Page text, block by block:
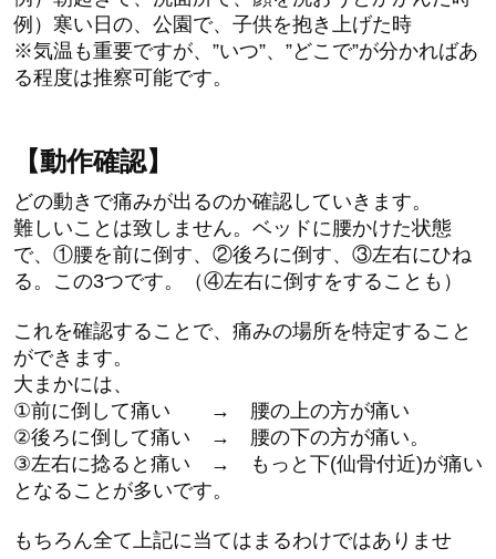
例）寒い日の、公園で、子供を抱き上げた時
※気温も重要ですが、”いつ”、”どこで”が分かればあ
る程度は推察可能です。
【動作確認】
どの動きで痛みが出るのか確認していきます。
難しいことは致しません。ベッドに腰かけた状態
で、①腰を前に倒す、②後ろに倒す、③左右にひね
る。この3つです。（④左右に倒すをすることも）
これを確認することで、痛みの場所を特定すること
ができます。
大まかには、
①前に倒して痛い → 腰の上の方が痛い
②後ろに倒して痛い → 腰の下の方が痛い。
③左右に捻ると痛い → もっと下(仙骨付近)が痛い
となることが多いです。
もちろん全て上記に当てはまるわけではありませ